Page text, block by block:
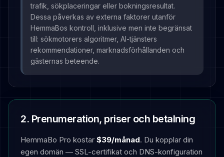
trafik, sökplaceringar eller bokningsresultat.
Dessa påverkas av externa faktorer utanför
HemmaBos kontroll, inklusive men inte begränsat
till: sökmotorers algoritmer, AI-tjänsters
rekommendationer, marknadsförhållanden och
gästernas beteende.
2. Prenumeration, priser och betalning
HemmaBo Pro kostar $39/månad. Du kopplar din
egen domän — SSL-certifikat och DNS-konfiguration